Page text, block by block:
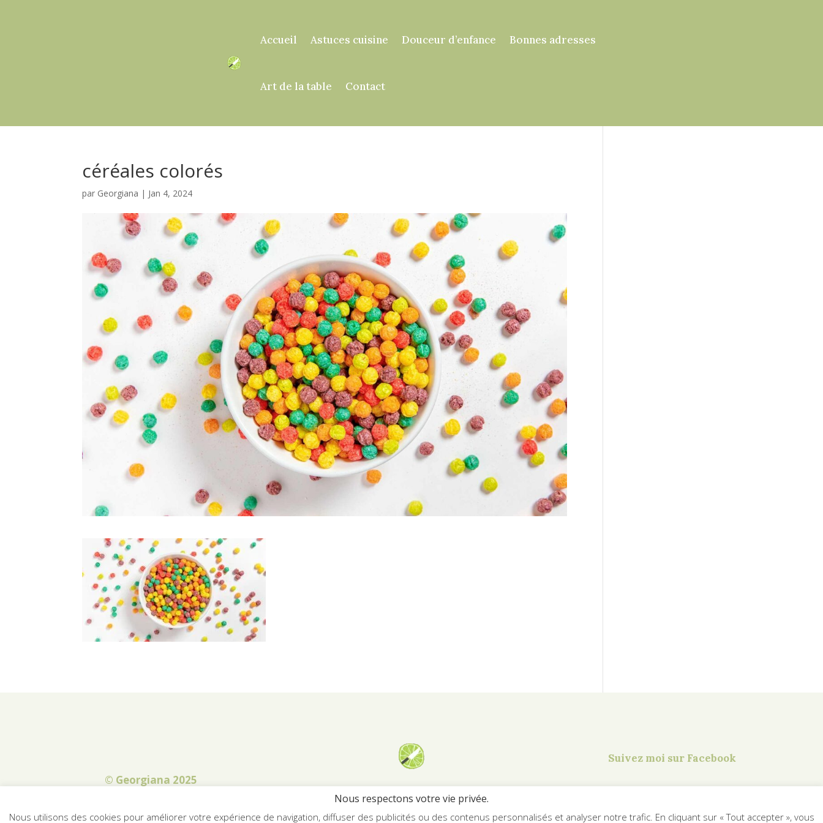
Accueil Astuces cuisine Douceur d’enfance Bonnes adresses
Art de la table Contact
céréales colorés
par Georgiana | Jan 4, 2024
© Georgiana 2025
Georgiana.fr
Suivez moi sur Facebook
Nous respectons votre vie privée.
Nous utilisons des cookies pour améliorer votre expérience de navigation, diffuser des publicités ou des contenus personnalisés et analyser notre trafic. En cliquant sur « Tout accepter », vous